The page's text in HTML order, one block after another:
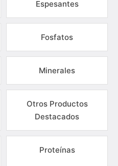
Espesantes
Fosfatos
Minerales
Otros Productos
Destacados
Proteínas